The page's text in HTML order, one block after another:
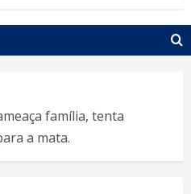
família, tenta
a mata.